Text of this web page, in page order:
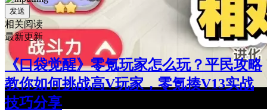
发送
相关阅读
最新更新
《口袋觉醒》零氪玩家怎么玩？平民攻略
教你如何挑战高V玩家，零氪揍V13实战
技巧分享